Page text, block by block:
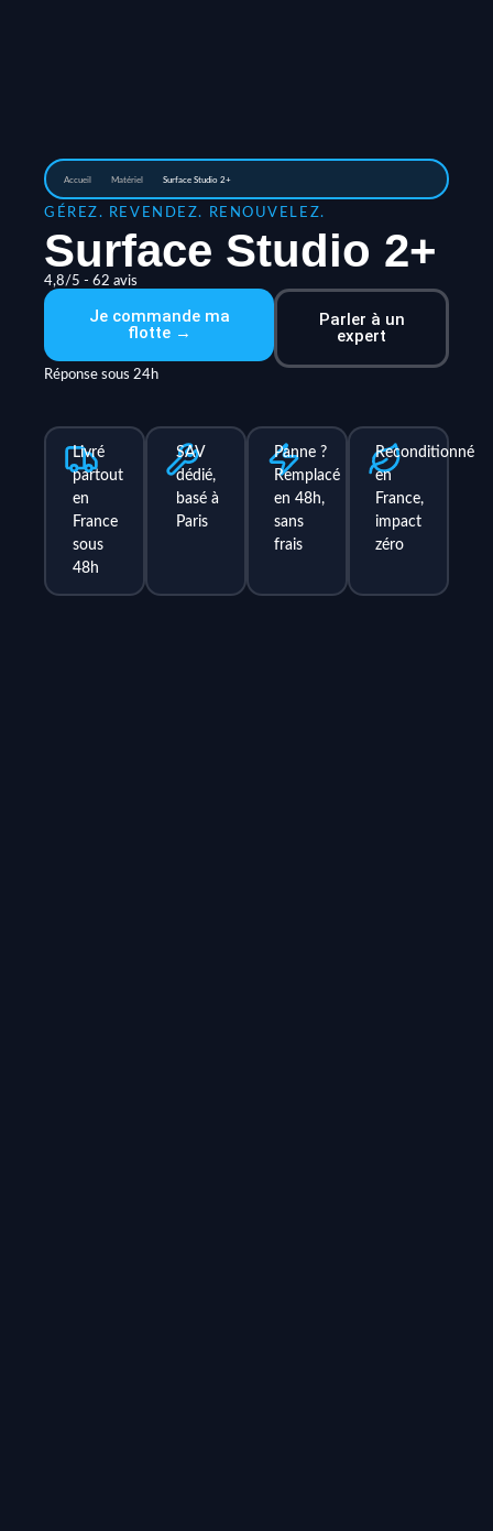
Accueil Matériel Surface Studio 2+
GÉREZ. REVENDEZ. RENOUVELEZ.
Surface Studio 2+
4,8/5 - 62 avis
Je commande ma
flotte →
Parler à un
expert
Réponse sous 24h
Livré
partout
en
France
sous
48h
SAV
dédié,
basé à
Paris
Panne ?
Remplacé
en 48h,
sans
frais
Reconditionné
en
France,
impact
zéro